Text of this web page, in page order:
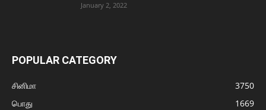
January 2, 2022
POPULAR CATEGORY
சினிமா
3750
பொது
1669